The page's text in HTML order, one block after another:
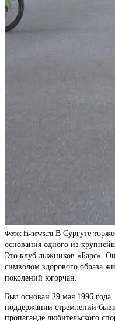
Фото: in-news.ru В Сургуте
основания одного из
Это клуб лыжников «Барс».
символом здорового образа
поколений югорчан.
Был основан 29 мая 1996
поддержании стремлений
пропаганде любительского